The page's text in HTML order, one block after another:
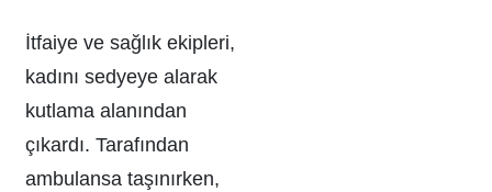
İtfaiye ve sağlık ekipleri,
kadını sedyeye alarak
kutlama alanından
çıkardı. Tarafından
ambulansa taşınırken,